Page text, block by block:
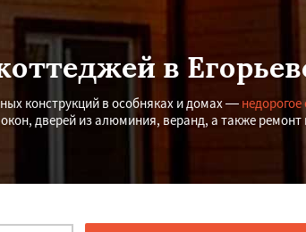
в
конструкций в особняках и домах — недорогое
дверей из алюминия, веранд, а также